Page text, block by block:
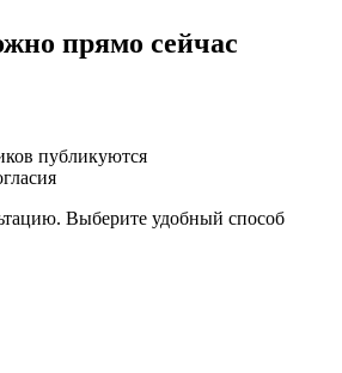
прямо сейчас
публикуются
Выберите удобный способ